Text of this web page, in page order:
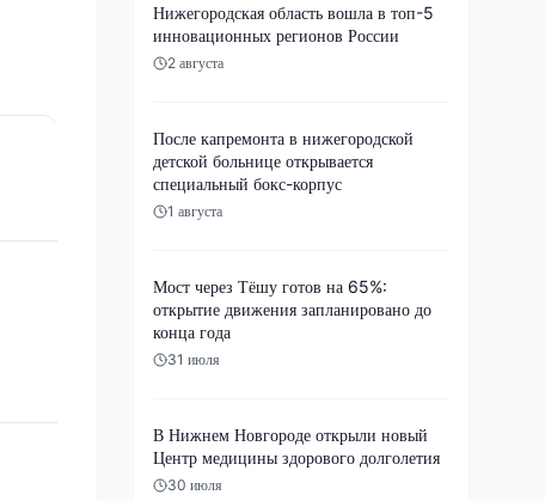
Нижегородская область вошла в топ-5
инновационных регионов России
2 августа
После капремонта в нижегородской
детской больнице открывается
специальный бокс-корпус
1 августа
Мост через Тёшу готов на 65%:
открытие движения запланировано до
конца года
31 июля
В Нижнем Новгороде открыли новый
Центр медицины здорового долголетия
30 июля